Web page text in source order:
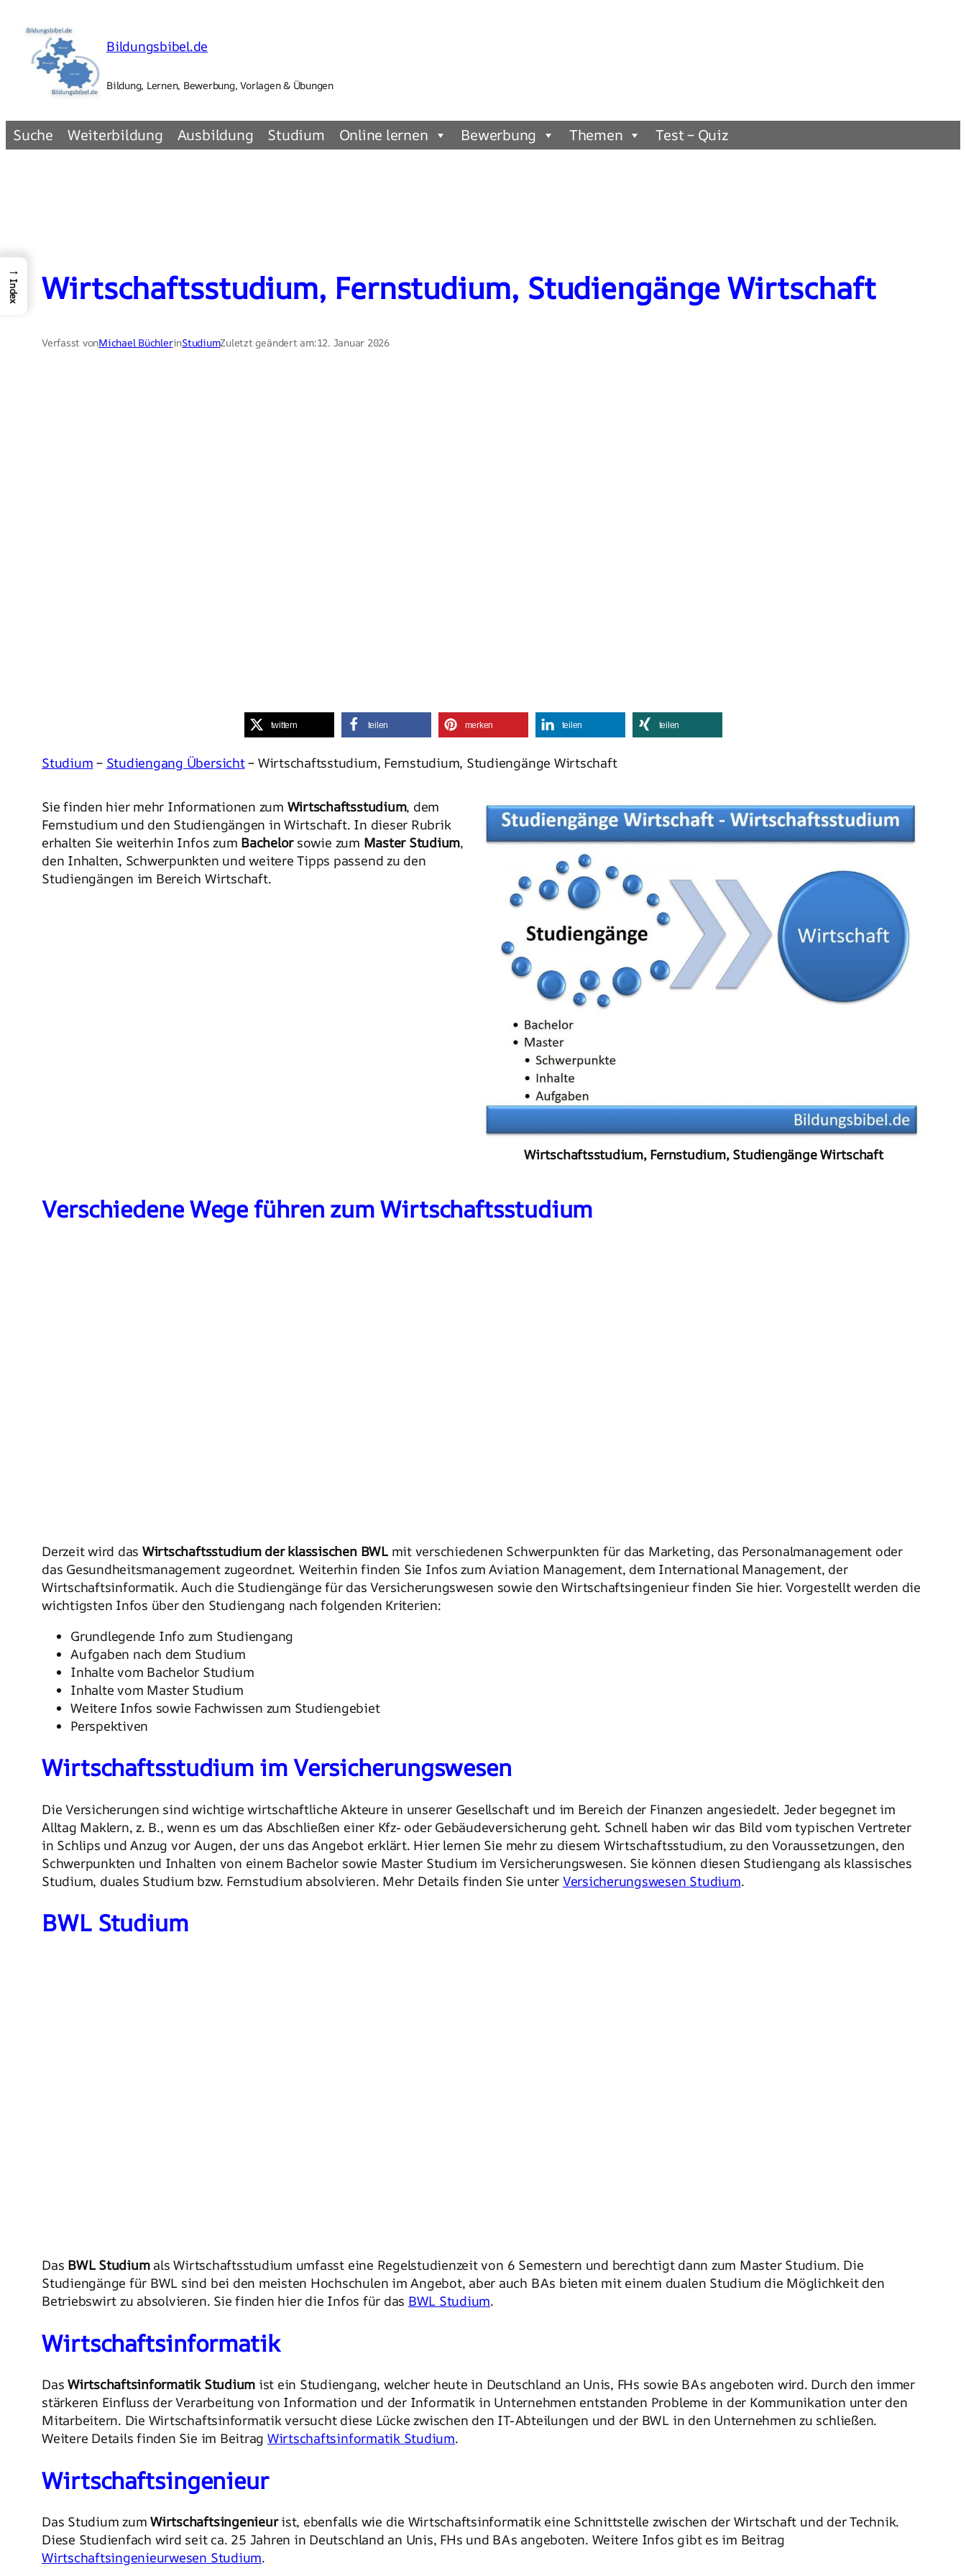
Inhalt
springen
Bildungsbibel.de
Bildung, Lernen, Bewerbung, Vorlagen & Übungen
Suche Weiterbildung Ausbildung Studium Online lernen Bewerbung Themen Test – Quiz
Wirtschaftsstudium, Fernstudium, Studiengänge Wirtschaft
Verfasst vonMichael BüchlerinStudiumZuletzt geändert am:12. Januar 2026
twittern teilen merken teilen teilen
Studium – Studiengang Übersicht– Wirtschaftsstudium, Fernstudium, Studiengänge Wirtschaft
Sie finden hier mehr Informationen zum Wirtschaftsstudium, dem
Fernstudium und den Studiengängen in Wirtschaft. In dieser Rubrik
erhalten Sie weiterhin Infos zum Bachelorsowie zum Master Studium,
den Inhalten, Schwerpunkten und weitere Tipps passend zu den
Studiengängen im Bereich Wirtschaft.
Wirtschaftsstudium, Fernstudium, Studiengänge Wirtschaft
Verschiedene Wege führen zum Wirtschaftsstudium
Derzeit wird das Wirtschaftsstudium der klassischen BWLmit verschiedenen Schwerpunkten für das Marketing, das Personalmanagement oder
das Gesundheitsmanagement zugeordnet. Weiterhin finden Sie Infos zum Aviation Management, dem International Management, der
Wirtschaftsinformatik. Auch die Studiengänge für das Versicherungswesen sowie den Wirtschaftsingenieur finden Sie hier. Vorgestellt werden die
wichtigsten Infos über den Studiengang nach folgenden Kriterien:
Grundlegende Info zum Studiengang
Aufgaben nach dem Studium
Inhalte vom Bachelor Studium
Inhalte vom Master Studium
Weitere Infos sowie Fachwissen zum Studiengebiet
Perspektiven
Wirtschaftsstudium im Versicherungswesen
Die Versicherungen sind wichtige wirtschaftliche Akteure in unserer Gesellschaft und im Bereich der Finanzen angesiedelt. Jeder begegnet im
Alltag Maklern, z. B., wenn es um das Abschließen einer Kfz- oder Gebäudeversicherung geht. Schnell haben wir das Bild vom typischen Vertreter
in Schlips und Anzug vor Augen, der uns das Angebot erklärt. Hier lernen Sie mehr zu diesem Wirtschaftsstudium, zu den Voraussetzungen, den
Schwerpunkten und Inhalten von einem Bachelor sowie Master Studium im Versicherungswesen. Sie können diesen Studiengang als klassisches
Studium, duales Studium bzw. Fernstudium absolvieren. Mehr Details finden Sie unter Versicherungswesen Studium.
BWL Studium
Das BWL Studiumals Wirtschaftsstudium umfasst eine Regelstudienzeit von 6 Semestern und berechtigt dann zum Master Studium. Die
Studiengänge für BWL sind bei den meisten Hochschulen im Angebot, aber auch BAs bieten mit einem dualen Studium die Möglichkeit den
Betriebswirt zu absolvieren. Sie finden hier die Infos für das BWL Studium.
Wirtschaftsinformatik
DasWirtschaftsinformatik Studium ist ein Studiengang, welcher heute in Deutschland an Unis, FHs sowie BAs angeboten wird. Durch den immer
stärkeren Einfluss der Verarbeitung von Information und der Informatik in Unternehmen entstanden Probleme in der Kommunikation unter den
Mitarbeitern. Die Wirtschaftsinformatik versucht diese Lücke zwischen den IT-Abteilungen und der BWL in den Unternehmen zu schließen.
Weitere Details finden Sie im Beitrag Wirtschaftsinformatik Studium.
Wirtschaftsingenieur
Das Studium zumWirtschaftsingenieurist, ebenfalls wie die Wirtschaftsinformatik eine Schnittstelle zwischen der Wirtschaft und der Technik.
Diese Studienfach wird seit ca. 25 Jahren in Deutschland an Unis, FHs und BAs angeboten. Weitere Infos gibt es im Beitrag
Wirtschaftsingenieurwesen Studium.
→
Index